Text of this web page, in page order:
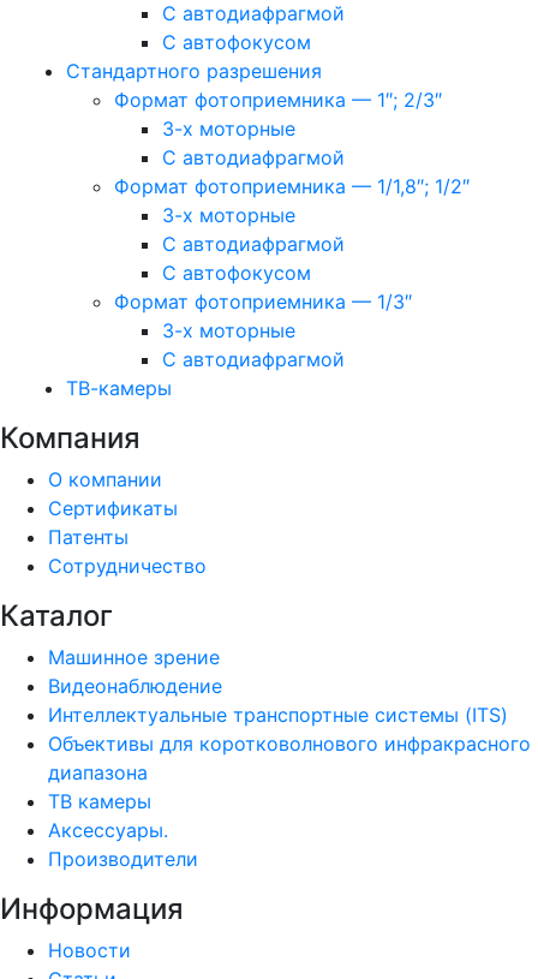
С автодиафрагмой
С автофокусом
Стандартного разрешения
Формат фотоприемника — 1″; 2/3″
3-х моторные
С автодиафрагмой
Формат фотоприемника — 1/1,8″; 1/2″
3-х моторные
С автодиафрагмой
С автофокусом
Формат фотоприемника — 1/3″
3-х моторные
С автодиафрагмой
ТВ-камеры
Компания
О компании
Сертификаты
Патенты
Сотрудничество
Каталог
Машинное зрение
Видеонаблюдение
Интеллектуальные транспортные системы (ITS)
Объективы для коротковолнового инфракрасного
диапазона
ТВ камеры
Аксессуары.
Производители
Информация
Новости